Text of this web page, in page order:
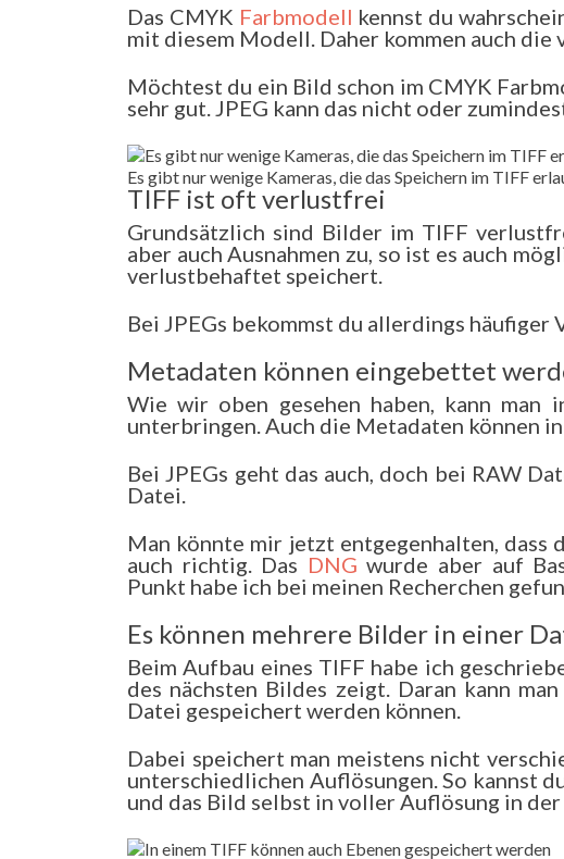
Das CMYK Farbmodell kennst du
mit diesem Modell. Daher kommen auch
Möchtest du ein Bild schon im CMYK
sehr gut. JPEG kann das nicht oder
Es gibt nur wenige Kameras, die das Speichern im TIFF
TIFF ist oft verlustfrei
Grundsätzlich sind Bilder im TIFF
aber auch Ausnahmen zu, so ist es auch
verlustbehaftet speichert.
Bei JPEGs bekommst du allerdings häufiger
Metadaten können eingebettet
Wie wir oben gesehen haben, kann man
unterbringen. Auch die Metadaten können
Bei JPEGs geht das auch, doch bei RAW
Datei.
Man könnte mir jetzt entgegenhalten, dass
auch richtig. Das DNG wurde aber auf
Punkt habe ich bei meinen Recherchen
Es können mehrere Bilder in einer
Beim Aufbau eines TIFF habe ich
des nächsten Bildes zeigt. Daran kann
Datei gespeichert werden können.
Dabei speichert man meistens nicht
unterschiedlichen Auflösungen. So kannst
und das Bild selbst in voller Auflösung in